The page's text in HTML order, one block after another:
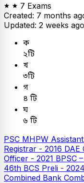
7 Exams
Created: 7 months
Updated: 2 weeks ago
ক
২টি
খ
৩টি
গ
৪ টি
ঘ
৬ টি
PSC MHPW
Registrar - 2016 DAE
Officer - 2021 BPSC
46th BCS Preli - 2024
Combined Bank